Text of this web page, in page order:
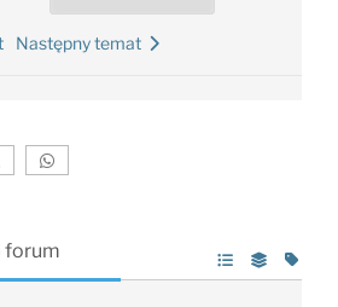
Następny temat
forum